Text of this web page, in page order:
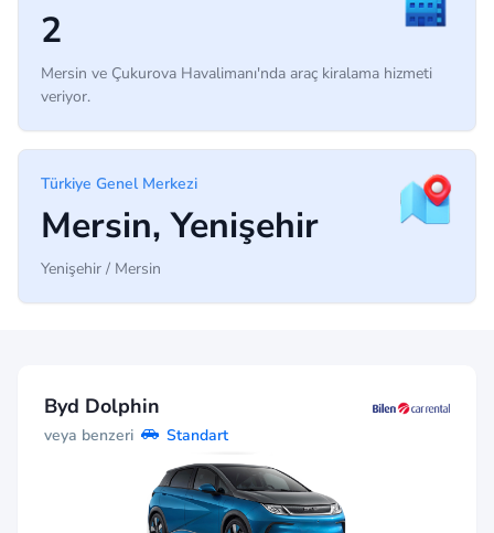
2
Mersin ve Çukurova Havalimanı'nda araç kiralama hizmeti
veriyor.
Türkiye Genel Merkezi
Mersin, Yenişehir
Yenişehir / Mersin
Byd Dolphin
veya benzeri Standart